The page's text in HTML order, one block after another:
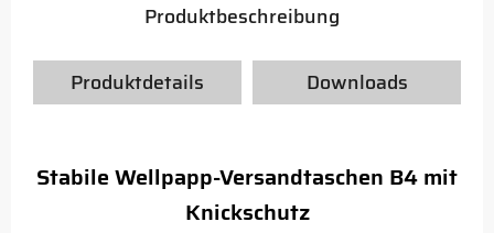
Produktbeschreibung
Produktdetails Downloads
Stabile Wellpapp-Versandtaschen B4 mit
Knickschutz